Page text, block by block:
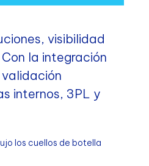
visibilidad
la integración
internos, 3PL y
los cuellos de botella